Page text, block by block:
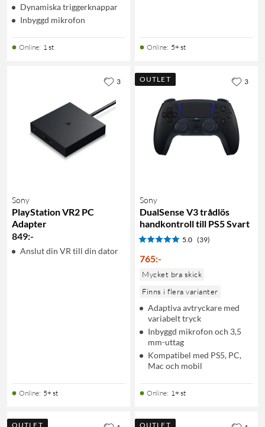
Dynamiska triggerknappar
Inbyggd mikrofon
Online: 1 st Online: 5+ st
Sony
PlayStation VR2 PC
Adapter
849:-
Anslut din VR till din dator
Online: 5+ st
3 OUTLET
Sony
DualSense V3 trådlös
handkontroll till PS5 Svart
5.0 (39)
765:-
Mycket bra skick
Finns i flera varianter
Adaptiva avtryckare med
variabelt tryck
Inbyggd mikrofon och 3,5
mm-uttag
Kompatibel med PS5, PC,
Mac och mobil
Online: 1+ st
3
OUTLET OUTLET